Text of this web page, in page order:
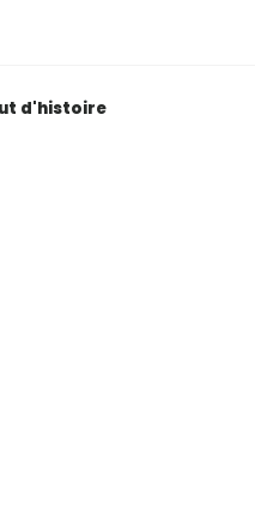
d'histoire